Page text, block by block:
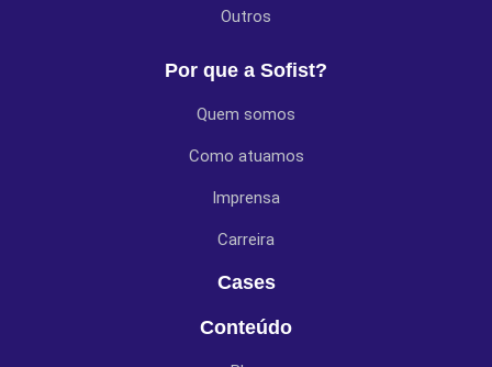
Outros
Por que a Sofist?
Quem somos
Como atuamos
Imprensa
Carreira
Cases
Conteúdo